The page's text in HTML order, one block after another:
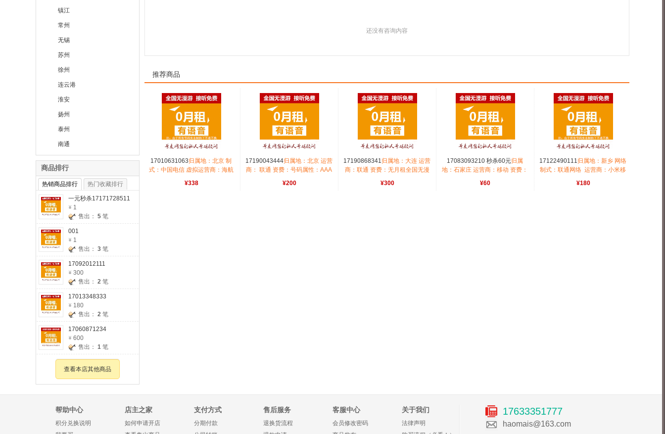
还没有咨询内容
推荐商品
17010631063归属地：北京 制
式：中国电信 虚拟运营商：海航
¥338
17190043444归属地：北京 运营
商： 联通 资费：号码属性：AAA
¥200
17190868341归属地：大连 运营
商：联通 资费：无月租全国无漫
¥300
17083093210 秒杀60元归属
地：石家庄 运营商：移动 资费：
¥60
17122490111归属地：新乡 网络
制式：联通网络  运营商：小米移
¥180
镇江
常州
无锡
苏州
徐州
连云港
淮安
扬州
泰州
南通
商品排行
热销商品排行 热门收藏排行
一元秒杀17171728511
1
售出： 5 笔
001
1
售出： 3 笔
17092012111
300
售出： 2 笔
17013348333
180
售出： 2 笔
17060871234
600
售出： 1 笔
查看本店其他商品
帮助中心
积分兑换说明
店主之家
如何申请开店
支付方式
分期付款
售后服务
退换货流程
客服中心
会员修改密码
关于我们
法律声明
17633351777
haomais@163.com